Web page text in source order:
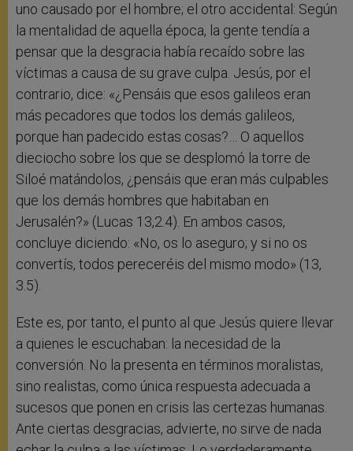
uno causado por el hombre; el otro accidental: Según
la mentalidad de aquella época, la gente tendía a
pensar que la desgracia había recaído sobre las
víctimas a causa de su grave culpa. Jesús, por el
contrario, dice: «¿Pensáis que esos galileos eran
más pecadores que todos los demás galileos,
porque han padecido estas cosas?… O aquellos
dieciocho sobre los que se desplomó la torre de
Siloé matándolos, ¿pensáis que eran más culpables
que los demás hombres que habitaban en
Jerusalén?» (Lucas 13,2.4). En ambos casos,
concluye diciendo: «No, os lo aseguro; y si no os
convertís, todos pereceréis del mismo modo» (13,
3.5).
Este es, por tanto, el punto al que Jesús quiere llevar
a quienes le escuchaban: la necesidad de la
conversión. No la presenta en términos moralistas,
sino realistas, como única respuesta adecuada a
sucesos que ponen en crisis las certezas humanas.
Ante ciertas desgracias, advierte, no sirve de nada